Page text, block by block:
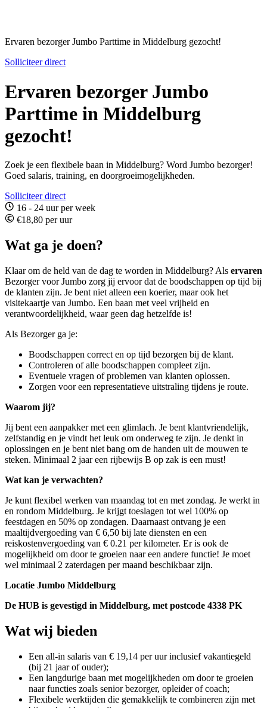
Ervaren bezorger Jumbo Parttime in Middelburg gezocht!
Solliciteer direct
Ervaren bezorger Jumbo
Parttime in Middelburg
gezocht!
Zoek je een flexibele baan in Middelburg? Word Jumbo bezorger!
Goed salaris, training, en doorgroeimogelijkheden.
Solliciteer direct
16 - 24 uur per week
€18,80 per uur
Wat ga je doen?
Klaar om de held van de dag te worden in Middelburg? Als ervaren
Bezorger voor Jumbo zorg jij ervoor dat de boodschappen op tijd bij
de klanten zijn. Je bent niet alleen een koerier, maar ook het
visitekaartje van Jumbo. Een baan met veel vrijheid en
verantwoordelijkheid, waar geen dag hetzelfde is!
Als Bezorger ga je:
Boodschappen correct en op tijd bezorgen bij de klant.
Controleren of alle boodschappen compleet zijn.
Eventuele vragen of problemen van klanten oplossen.
Zorgen voor een representatieve uitstraling tijdens je route.
Waarom jij?
Jij bent een aanpakker met een glimlach. Je bent klantvriendelijk,
zelfstandig en je vindt het leuk om onderweg te zijn. Je denkt in
oplossingen en je bent niet bang om de handen uit de mouwen te
steken. Minimaal 2 jaar een rijbewijs B op zak is een must!
Wat kan je verwachten?
Je kunt flexibel werken van maandag tot en met zondag. Je werkt in
en rondom Middelburg. Je krijgt toeslagen tot wel 100% op
feestdagen en 50% op zondagen. Daarnaast ontvang je een
maaltijdvergoeding van € 6,50 bij late diensten en een
reiskostenvergoeding van € 0.21 per kilometer. Er is ook de
mogelijkheid om door te groeien naar een andere functie! Je moet
wel minimaal 2 zaterdagen per maand beschikbaar zijn.
Locatie Jumbo Middelburg
De HUB is gevestigd in Middelburg, met postcode 4338 PK
Wat wij bieden
Een all-in salaris van € 19,14 per uur inclusief vakantiegeld
(bij 21 jaar of ouder);
Een langdurige baan met mogelijkheden om door te groeien
naar functies zoals senior bezorger, opleider of coach;
Flexibele werktijden die gemakkelijk te combineren zijn met